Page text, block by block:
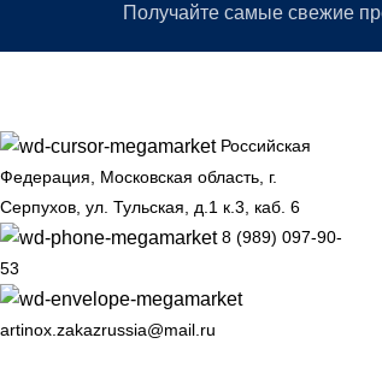
Получайте самые свежие
Российская
Федерация, Московская область, г.
Серпухов, ул. Тульская, д.1 к.3, каб. 6
8 (989) 097-90-
53
artinox.zakazrussia@mail.ru